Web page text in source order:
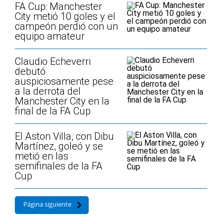
FA Cup: Manchester
City metió 10 goles y el
campeón perdió con un
equipo amateur
Claudio Echeverri
debutó
auspiciosamente pese
a la derrota del
Manchester City en la
final de la FA Cup
El Aston Villa, con Dibu
Martínez, goleó y se
metió en las
semifinales de la FA
Cup
Página siguiente